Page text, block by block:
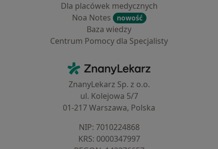
Dla placówek medycznych
Noa Notes
nowość
Baza wiedzy
Centrum Pomocy dla Specjalisty
ZnanyLekarz - Strona główna
ZnanyLekarz Sp. z o.o.
ul. Kolejowa 5/7
01-217 Warszawa, Polska
NIP: ⁠7010224868
KRS: ⁠0000347997